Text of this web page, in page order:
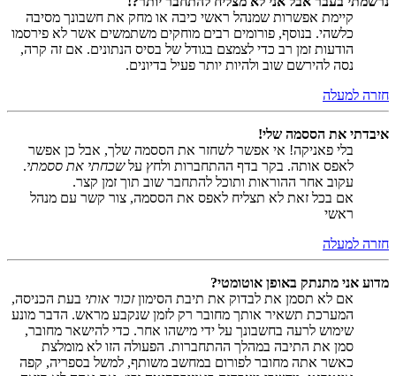
קיימת אפשרות שמנהל ראשי כיבה או מחק את חשבונך מסיבה
כלשהי. בנוסף, פורומים רבים מוחקים משתמשים אשר לא פירסמו
הודעות זמן רב כדי לצמצם בגודל של בסיס הנתונים. אם זה קרה,
נסה להירשם שוב ולהיות יותר פעיל בדיונים.
חזרה למעלה
איבדתי את הססמה שלי!
בלי פאניקה! אי אפשר לשחזר את הססמה שלך, אבל כן אפשר
לאפס אותה. בקר בדף ההתחברות ולחץ עלשכחתי את ססמתי.
עקוב אחר ההוראות ותוכל להתחבר שוב תוך זמן קצר.
אם בכל זאת לא תצליח לאפס את הססמה, צור קשר עם מנהל
ראשי
חזרה למעלה
מדוע אני מתנתק באופן אוטומטי?
אם לא תסמן את לבדוק את תיבת הסימוןזכור אותי בעת הכניסה,
המערכת תשאיר אותך מחובר רק לזמן שנקבע מראש. הדבר מונע
שימוש לרעה בחשבונך על ידי מישהו אחר. כדי להישאר מחובר,
סמן את התיבה במהלך ההתחברות. הפעולה הזו לא מומלצת
כאשר אתה מחובר לפורום במחשב משותף, למשל בספריה, קפה